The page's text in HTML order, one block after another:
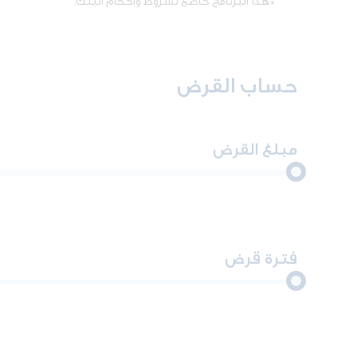
حساب القرض
مبلغ القرض
فترة قرض